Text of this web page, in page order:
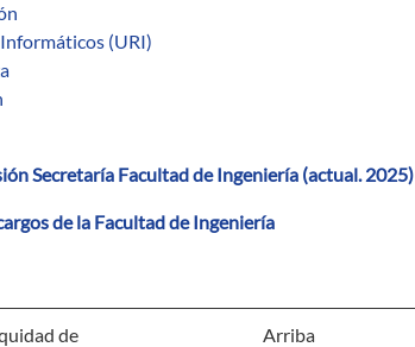
(URI)
Secretaría Facultad de Ingeniería (actual. 2025)
de la Facultad de Ingeniería
de
Arriba